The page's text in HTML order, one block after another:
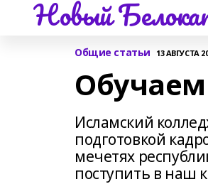
Новый
Общие статьи 13 АВГУСТА
Исламский
подготовкой
мечетях
поступить в наш